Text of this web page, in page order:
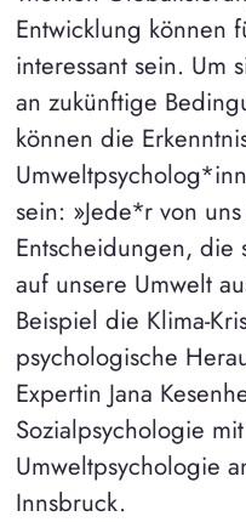
Entwicklung können
interessant sein. Um
an zukünftige
können die
sein: »Jede*r von
Entscheidungen, die
auf unsere Umwelt
Beispiel die Klima-
psychologische
Expertin Jana
Sozialpsychologie
Umweltpsychologie
Innsbruck.